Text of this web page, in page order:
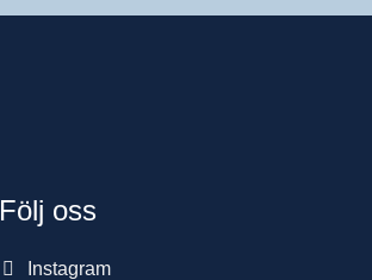
Följ oss
Instagram